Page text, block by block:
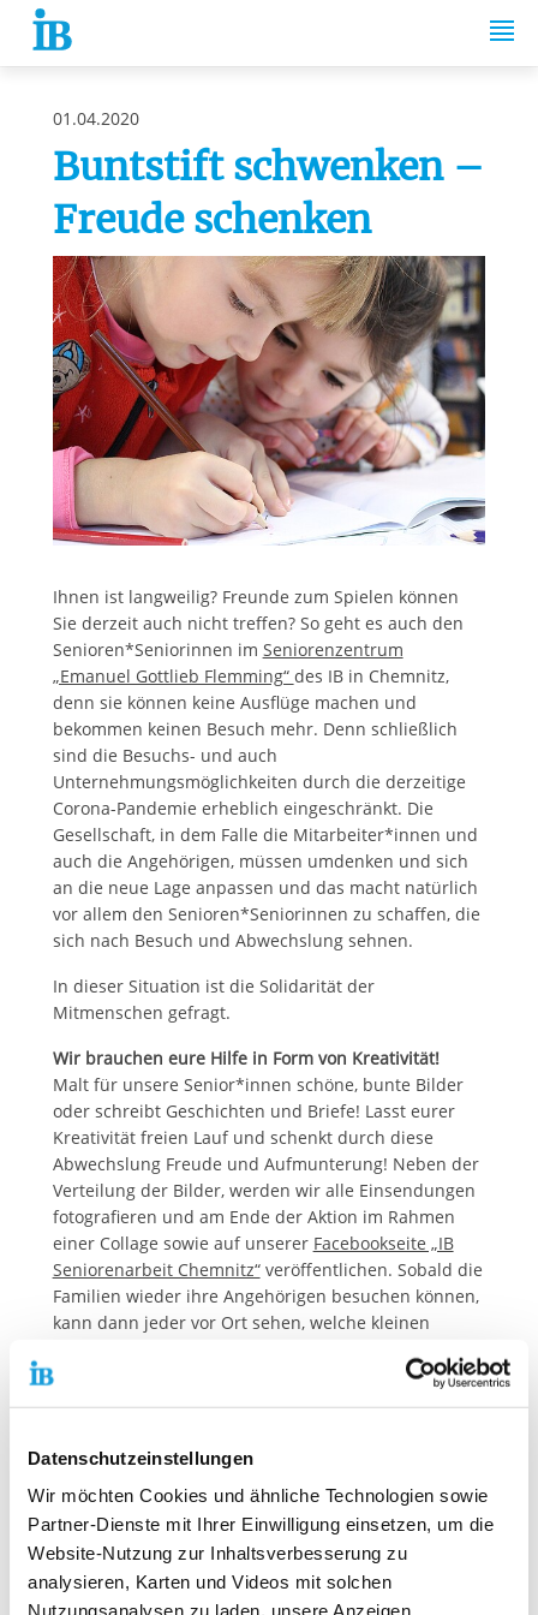
Datenschutzeinstellungen
Wir möchten Cookies und ähnliche Technologien sowie
Partner-Dienste mit Ihrer Einwilligung einsetzen, um die
Website-Nutzung zur Inhaltsverbesserung zu
analysieren, Karten und Videos mit solchen
Nutzungsanalysen zu laden, unsere Anzeigen
Springe zum Inhalt
01.04.2020
Buntstift schwenken –
Freude schenken
Ihnen ist langweilig? Freunde zum Spielen können
Sie derzeit auch nicht treffen? So geht es auch den
Senioren*Seniorinnen im Seniorenzentrum
„Emanuel Gottlieb Flemming“ des IB in Chemnitz,
denn sie können keine Ausflüge machen und
bekommen keinen Besuch mehr. Denn schließlich
sind die Besuchs- und auch
Unternehmungsmöglichkeiten durch die derzeitige
Corona-Pandemie erheblich eingeschränkt. Die
Gesellschaft, in dem Falle die Mitarbeiter*innen und
auch die Angehörigen, müssen umdenken und sich
an die neue Lage anpassen und das macht natürlich
vor allem den Senioren*Seniorinnen zu schaffen, die
sich nach Besuch und Abwechslung sehnen.
In dieser Situation ist die Solidarität der
Mitmenschen gefragt.
Wir brauchen eure Hilfe in Form von Kreativität!
Malt für unsere Senior*innen schöne, bunte Bilder
oder schreibt Geschichten und Briefe! Lasst eurer
Kreativität freien Lauf und schenkt durch diese
Abwechslung Freude und Aufmunterung! Neben der
Verteilung der Bilder, werden wir alle Einsendungen
fotografieren und am Ende der Aktion im Rahmen
einer Collage sowie auf unserer Facebookseite „IB
Seniorenarbeit Chemnitz“veröffentlichen. Sobald die
Familien wieder ihre Angehörigen besuchen können,
kann dann jeder vor Ort sehen, welche kleinen
dieser besonderen Zeit verbreitet haben.
werden:
Post: IB Seniorenzentrum „Emanuel Gottlieb
Flemming“, Flemmingstraße 8, 09116 Chemnitz
E-Mail: christin.flechsig@ib.de
Bitte vergesst nicht euren Namen, Alter und